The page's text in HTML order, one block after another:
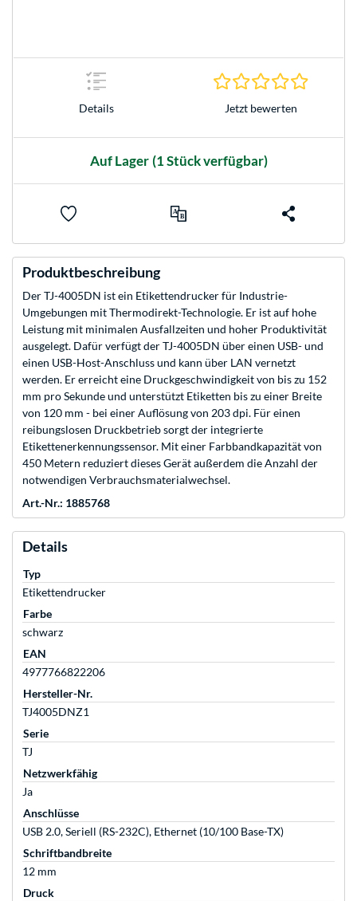
Details Jetzt bewerten
Auf Lager (1 Stück verfügbar)
Produktbeschreibung
Der TJ-4005DN ist ein Etikettendrucker für Industrie-
Umgebungen mit Thermodirekt-Technologie. Er ist auf hohe
Leistung mit minimalen Ausfallzeiten und hoher Produktivität
ausgelegt. Dafür verfügt der TJ-4005DN über einen USB- und
einen USB-Host-Anschluss und kann über LAN vernetzt
werden. Er erreicht eine Druckgeschwindigkeit von bis zu 152
mm pro Sekunde und unterstützt Etiketten bis zu einer Breite
von 120 mm - bei einer Auflösung von 203 dpi. Für einen
reibungslosen Druckbetrieb sorgt der integrierte
Etikettenerkennungssensor. Mit einer Farbbandkapazität von
450 Metern reduziert dieses Gerät außerdem die Anzahl der
notwendigen Verbrauchsmaterialwechsel.
Art.-Nr.: 1885768
Details
Typ
Etikettendrucker
Farbe
schwarz
EAN
4977766822206
Hersteller-Nr.
TJ4005DNZ1
Serie
TJ
Netzwerkfähig
Ja
Anschlüsse
USB 2.0, Seriell (RS-232C), Ethernet (10/100 Base-TX)
Schriftbandbreite
12 mm
Druck